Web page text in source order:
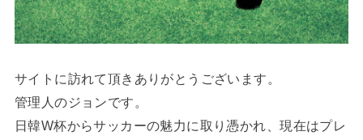
サイトに訪れて頂きありがとうございます。
管理人のジョンです。
日韓W杯からサッカーの魅力に取り憑かれ、現在はプレ